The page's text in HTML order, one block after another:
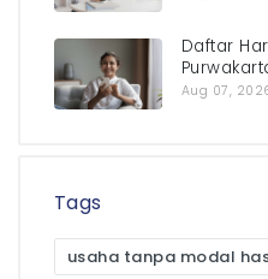
Daftar
Aug 07,
Tags
usaha tanpa modal